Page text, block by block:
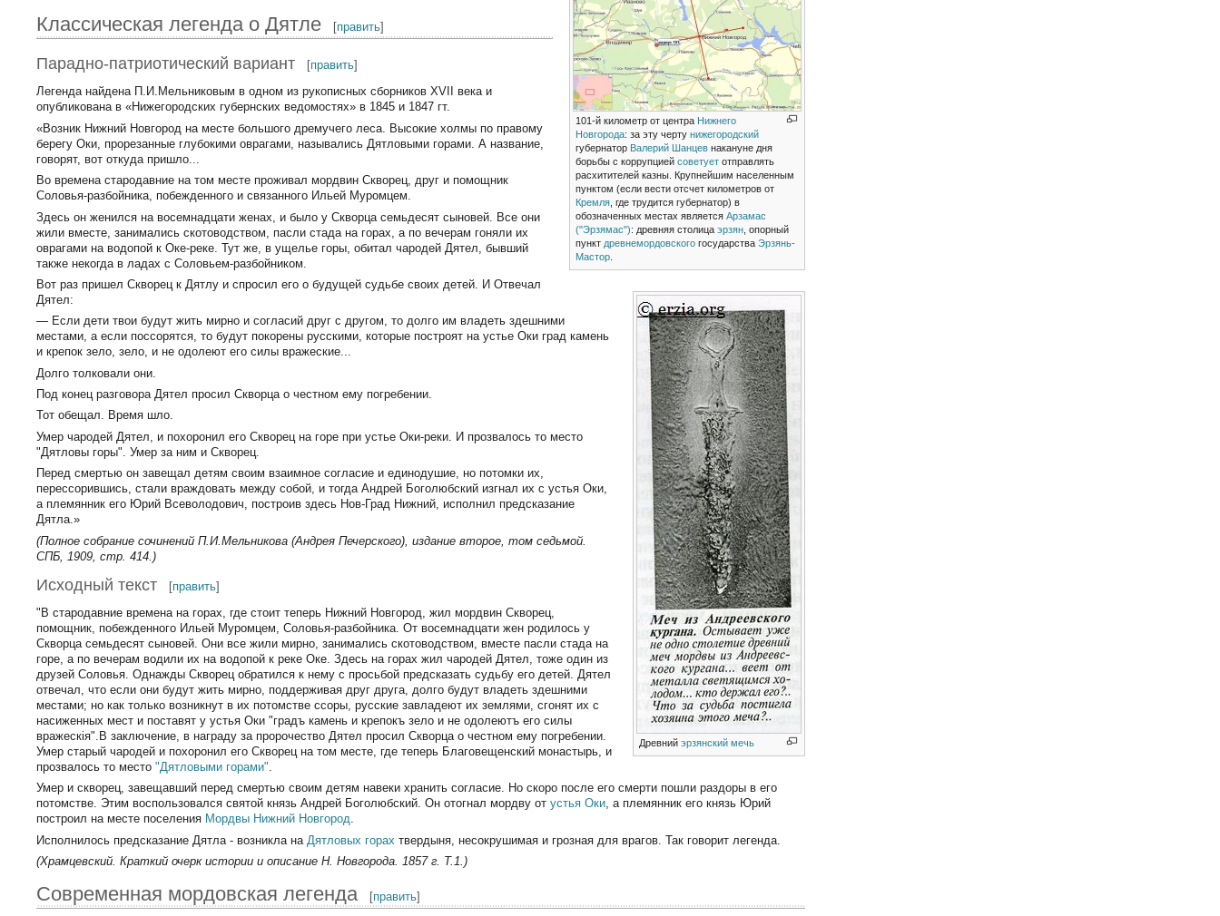
101-й километр от центра Нижнего
Новгорода: за эту чертунижегородский
губернатор Валерий Шанцев накануне дня
борьбы с коррупцией советует отправлять
расхитителей казны. Крупнейшим населенным
пунктом (если вести отсчет километров от
Кремля , где трудится губернатор) в
обозначенных местах являетсяАрзамас
("Эрзямас"): древняя столицаэрзян , опорный
пункт древнемордовского государстваЭрзянь-
Мастор
Древнийэрзянский мечь
Классическая легенда о Дятле [править]
Парадно-патриотический вариант [править]
Легенда найдена П.И.Мельниковым в одном из рукописных сборников XVII века и
опубликована в «Нижегородских губернских ведомостях» в 1845 и 1847 гт.
«Возник Нижний Новгород на месте большого дремучего леса. Высокие холмы по правому
берегу Оки, прорезанные глубокими оврагами, назывались Дятловыми горами. А название,
говорят, вот откуда пришло...
Во времена стародавние на том месте проживал мордвин Скворец, друг и помощник
Соловья-разбойника, побежденного и связанного Ильей Муромцем.
Здесь он женился на восемнадцати женах, и было у Скворца семьдесят сыновей. Все они
жили вместе, занимались скотоводством, пасли стада на горах, а по вечерам гоняли их
оврагами на водопой к Оке-реке. Тут же, в ущелье горы, обитал чародей Дятел, бывший
также некогда в ладах с Соловьем-разбойником.
Вот раз пришел Скворец к Дятлу и спросил его о будущей судьбе своих детей. И Отвечал
Дятел:
— Если дети твои будут жить мирно и согласий друг с другом, то долго им владеть здешними
местами, а если поссорятся, то будут покорены русскими, которые построят на устье Оки град камень
и крепок зело, зело, и не одолеют его силы вражеские...
Долго толковали они.
Под конец разговора Дятел просил Скворца о честном ему погребении.
Тот обещал. Время шло.
Умер чародей Дятел, и похоронил его Скворец на горе при устье Оки-реки. И прозвалось то место
"Дятловы горы". Умер за ним и Скворец.
Перед смертью он завещал детям своим взаимное согласие и единодушие, но потомки их,
перессорившись, стали враждовать между собой, и тогда Андрей Боголюбский изгнал их с устья Оки,
а племянник его Юрий Всеволодович, построив здесь Нов-Град Нижний, исполнил предсказание
Дятла.»
(Полное собрание сочинений П.И.Мельникова (Андрея Печерского), издание второе, том седьмой.
СПБ, 1909, стр. 414.)
Исходный текст [править]
"В стародавние времена на горах, где стоит теперь Нижний Новгород, жил мордвин Скворец,
помощник, побежденного Ильей Муромцем, Соловья-разбойника. От восемнадцати жен родилось у
Скворца семьдесят сыновей. Они все жили мирно, занимались скотоводством, вместе пасли стада на
горе, а по вечерам водили их на водопой к реке Оке. Здесь на горах жил чародей Дятел, тоже один из
друзей Соловья. Однажды Скворец обратился к нему с просьбой предсказать судьбу его детей. Дятел
отвечал, что если они будут жить мирно, поддерживая друг друга, долго будут владеть здешними
местами; но как только возникнут в их потомстве ссоры, русские завладеют их землями, сгонят их с
насиженных мест и поставят у устья Оки "градъ камень и крепокъ зело и не одолеютъ его силы
вражескiя".В заключение, в награду за пророчество Дятел просил Скворца о честном ему погребении.
Умер старый чародей и похоронил его Скворец на том месте, где теперь Благовещенский монастырь, и
прозвалось то место"Дятловыми горами".
Умер и скворец, завещавший перед смертью своим детям навеки хранить согласие. Но скоро после его смерти пошли раздоры в его
потомстве. Этим воспользовался святой князь Андрей Боголюбский. Он отогнал мордву отустья Оки, а племянник его князь Юрий
построил на месте поселения Мордвы Нижний Новгород.
Исполнилось предсказание Дятла - возникла на Дятловых горах твердыня, несокрушимая и грозная для врагов. Так говорит легенда.
(Храмцевский. Краткий очерк истории и описание Н. Новгорода. 1857 г. Т.1.)
Современная мордовская легенда [править]